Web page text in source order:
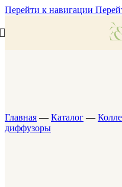
Перейти к навигации
Главная — Каталог —
диффузоры